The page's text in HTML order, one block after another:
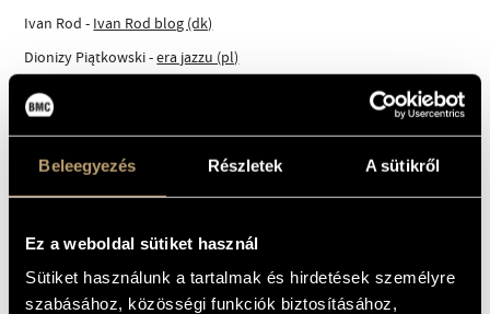
Beleegyezés Részletek A sütikről
Ez a weboldal sütiket használ
Sütiket használunk a tartalmak és hirdetések személyre
szabásához, közösségi funkciók biztosításához,
Ivan Rod - Ivan Rod blog (dk)
Dionizy Piątkowski -era jazzu (pl)
Peter Dobšinský -
Tettamanti Tamás -
JazzMa (hu)